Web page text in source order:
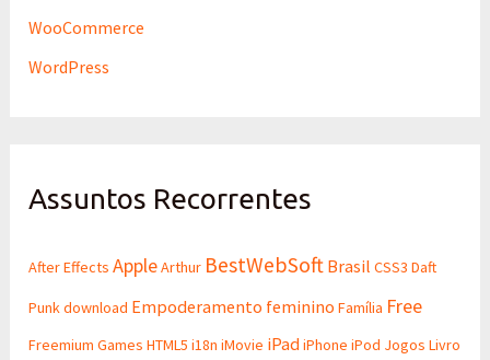
WooCommerce
WordPress
Assuntos Recorrentes
After Effects AppleArthur BestWebSoft Brasil CSS3 Daft
Punkdownload Empoderamento feminino Família Free
Freemium Games HTML5 i18n iMovie iPad iPhone iPod Jogos Livro